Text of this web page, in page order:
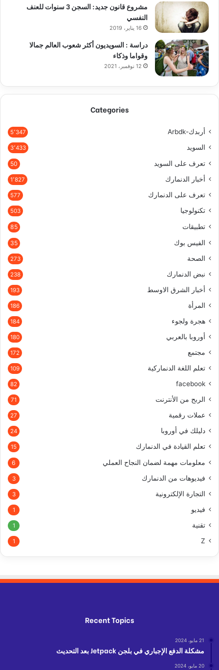
مشروع قانون جديد: السجن 3 سنوات للعنف
النفسي
16 يناير، 2019
دراسة : السويديون أكثر شعوب العالم جمالا
وقواما وذكاء
12 نوفمبر، 2021
Categories
أربدك-Arbdk 5٬347
السويد 3٬433
تعرف على السويد 50
أخبار الدنمارك 1٬827
تعرف على الدنمارك 577
تكنولوجيا 503
تطبيقات 85
الفيس بوك 35
الصحة 273
نبض الدنمارك 238
أخبار الشرق الاوسط 193
المرأة 186
هجرة ولجوء 184
أوروبا بالعربي 180
مجتمع 172
تعلم اللغة الدنماركية 109
facebook
82
الربح من الأنترنت 71
عملات رقمية 27
دليلك في أوروبا 24
تعلم القيادة في الدنمارك 15
معلومات مهمة لضمان النجاح العملي 6
فيديوهات من الدنمارك 3
التجارة الإلكترونية 3
فيديو 1
تقنية 1
Z
1
Recent Topics
21 مايو، 2024
مشكلة الدفع الإجباري في بلجن Jetpack بعد التحديث
20 مايو، 2024